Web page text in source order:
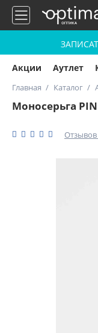
Акции Аутлет
Главная Каталог
Моносерьга